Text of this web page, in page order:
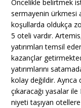
Öncelikle belirtmek
sermayenin ürkmesi
koşullarda oldukça
5 oteli vardır.
yatırımları temsil
kazançlar
yatırımlarını
kolay değildir.
çıkaracağı yasalar ile
niyeti taşıyan